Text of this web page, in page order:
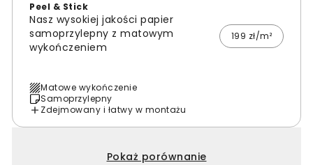
Peel & Stick
Nasz wysokiej jakości papier
samoprzylepny z matowym
wykończeniem
199 zł/m²
Matowe wykończenie
Samoprzylepny
Zdejmowany i łatwy w montażu
Pokaż porównanie